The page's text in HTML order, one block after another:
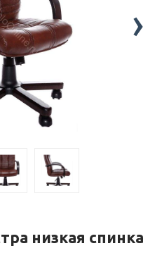
›
низкая спинка